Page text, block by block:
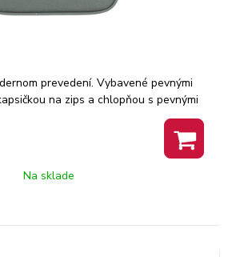
prevedení. Vybavené pevnými
na zips a chlopňou s pevnými
Pod chlopňou je miesto pre
potrieb či iných drobností. Vhodné
a starších študentov. Puzdro je
Na sklade